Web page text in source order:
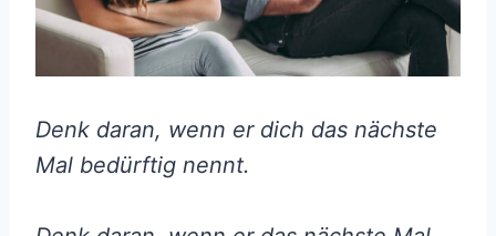
Denk daran, wenn er dich das nächste
Mal bedürftig nennt.